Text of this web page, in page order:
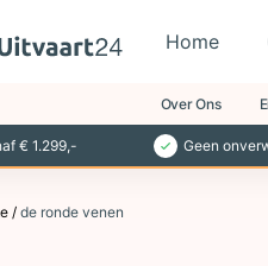
Home
Over Ons
€ 1.299,- Geen
/ de ronde venen